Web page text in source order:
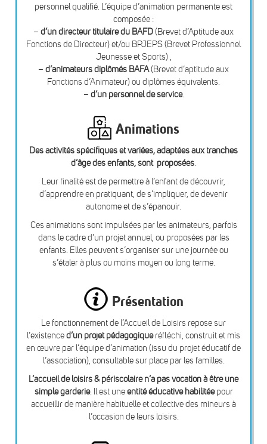
personnel qualifié. L’équipe d’animation permanente est
composée :
– d’un directeur titulaire du BAFD(Brevet d’Aptitude aux
Fonctions de Directeur) et/ou BPJEPS (Brevet Professionnel
Jeunesse et Sports) ,
– d’animateurs diplômés BAFA(Brevet d’aptitude aux
Fonctions d’Animateur) ou diplômes équivalents.
– d’un personnel de service.
Animations
Des activités spécifiques et variées, adaptées aux tranches
d’âge des enfants, sont proposées.
Leur finalité est de permettre à l’enfant de découvrir,
d’apprendre en pratiquant, de s’impliquer, de devenir
autonome et de s’épanouir.
Ces animations sont impulsées par les animateurs, parfois
dans le cadre d’un projet annuel, ou proposées par les
enfants. Elles peuvent s’organiser sur une journée ou
s’étaler à plus ou moins moyen ou long terme.
Présentation
Le fonctionnement de l’Accueil de Loisirs repose sur
l’existenced’un projet pédagogiqueréfléchi, construit et mis
en œuvre par l’équipe d’animation (issu du projet éducatif de
l’association), consultable sur place par les familles.
L’accueil de loisirs & périscolaire n’a pas vocation à être une
simple garderie. Il est uneentité éducative habilitéepour
accueillir de manière habituelle et collective des mineurs à
l’occasion de leurs loisirs.